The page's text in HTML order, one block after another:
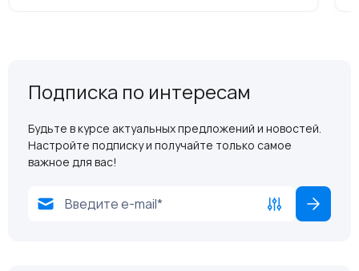
Подписка по интересам
Будьте в курсе актуальных предложений и новостей.
Настройте подписку и получайте только самое
важное для вас!